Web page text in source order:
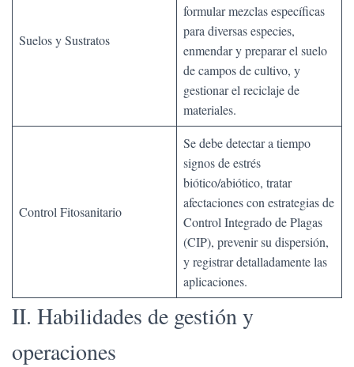
Suelos y Sustratos
formular mezclas específicas
para diversas especies,
enmendar y preparar el suelo
de campos de cultivo, y
gestionar el reciclaje de
materiales.
Control Fitosanitario
Se debe detectar a tiempo
signos de estrés
biótico/abiótico, tratar
afectaciones con estrategias de
Control Integrado de Plagas
(CIP), prevenir su dispersión,
y registrar detalladamente las
aplicaciones.
II. Habilidades de gestión y
operaciones